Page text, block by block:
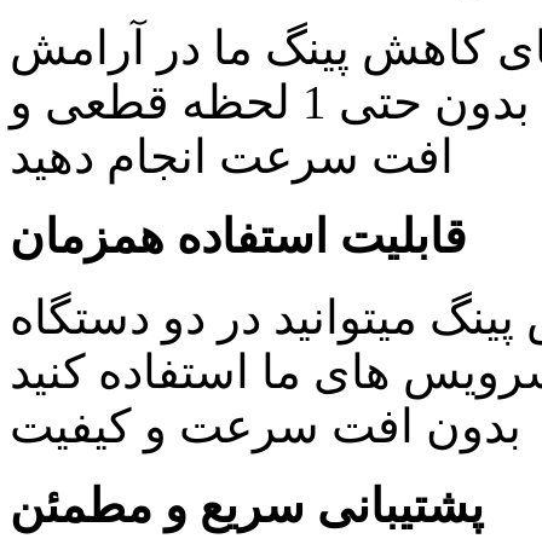
کاهش پینگ ما در آرامش
خاطر کار های روزمره خود را بدون حتی 1 لحظه قطعی و
افت سرعت انجام دهید
قابلیت استفاده همزمان
میتوانید در دو دستگاه
های ما استفاده کنید
بدون افت سرعت و کیفیت
پشتیبانی سریع و مطمئن